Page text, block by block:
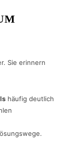
Sie erinnern
häufig deutlich